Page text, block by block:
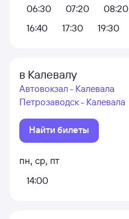
06:30
07:20 08:20
16:40
17:30 19:30
в Калевалу
Автовокзал - Калевала
Петрозаводск - Калевала
Найти билеты
пн, ср, пт
14:00